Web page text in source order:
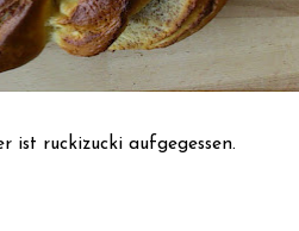
ist ruckizucki aufgegessen.